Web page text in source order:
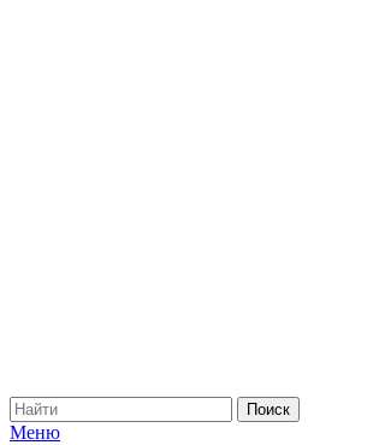
Меню